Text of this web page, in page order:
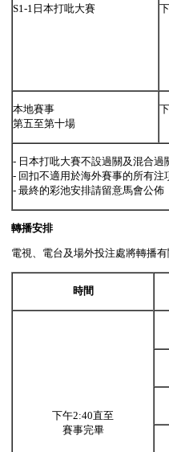
S1-1日本打吡大賽
本地賽事
第五至第十場
- 日本打吡大賽不設過關及混合
- 回扣不適用於海外賽事的所有注
- 最終的彩池安排請留意馬會公佈
轉播安排
電視、電台及場外投注處將轉播
時間
下午2:40直至
賽事完畢